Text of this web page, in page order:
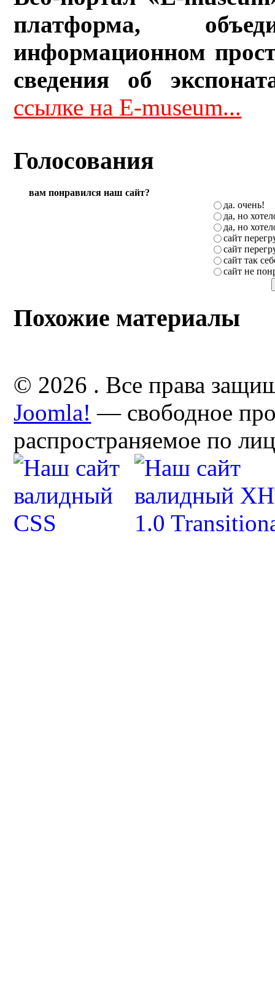
платформа,
информационном
сведения об
ссылке на E-museum...
Голосования
вам понравился наш сайт?
да. очень!
да, но
да, но
сайт
сайт
сайт так
сайт не
Похожие материалы
© 2026 . Все права
Joomla! — свободное
распространяемое по